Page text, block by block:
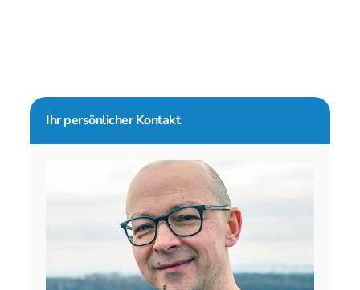
Seitenspalte
Ihr persönlicher Kontakt